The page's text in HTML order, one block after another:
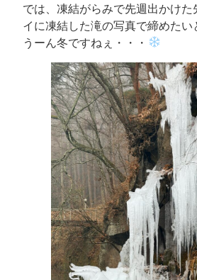
では、凍結がらみで先週出かけた
イに凍結した滝の写真で締めたい
うーん冬ですねぇ・・・